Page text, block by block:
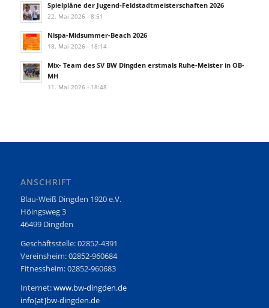
Spielpläne der Jugend-Feldstadtmeisterschaften 2026
22. Mai 2026 - 8:51
Nispa-Midsummer-Beach 2026
18. Mai 2026 - 18:14
Mix- Team des SV BW Dingden erstmals Ruhe-Meister in OB-
MH
11. Mai 2026 - 18:48
ANSCHRIFT
Blau-Weiß Dingden 1920 e.V.
Höingsweg 3
46499 Dingden
Geschäftsstelle: 02852-4391
Vereinsheim: 02852-960684
Fitnessheim: 02852-960683
Internet:www.bw-dingden.de
info[at]bw-dingden.de